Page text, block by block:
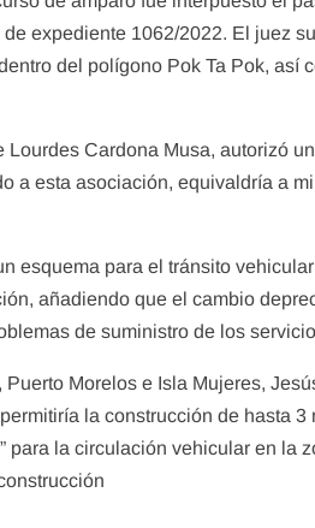
expediente 1062/2022. El juez
del polígono Pok Ta Pok, así
Cardona Musa, autorizó
a esta asociación, equivaldría a
esquema para el tránsito
añadiendo que el cambio
de suministro de los
Morelos e Isla Mujeres,
la construcción de hasta 3
para la circulación vehicular en la